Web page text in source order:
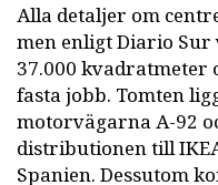
Alla detaljer om
men enligt Diario
37.000 kvadratmeter
fasta jobb. Tomten
motorvägarna A-92
distributionen till
Spanien. Dessutom